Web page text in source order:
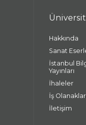
Hakkında
Sanat
İstanbul
Yayınları
İhaleler
İş
İletişim